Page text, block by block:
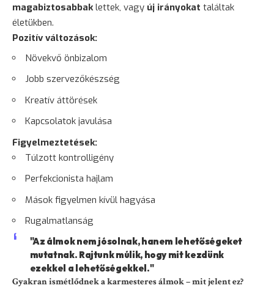
magabiztosabbaklettek, vagy új irányokat találtak
életükben.
Pozitív változások:
Növekvő önbizalom
Jobb szervezőkészség
Kreatív áttörések
Kapcsolatok javulása
Figyelmeztetések:
Túlzott kontrolligény
Perfekcionista hajlam
Mások figyelmen kívül hagyása
Rugalmatlanság
"Az álmok nem jósolnak, hanem lehetőségeket
mutatnak. Rajtunk múlik, hogy mit kezdünk
ezekkel a lehetőségekkel."
Gyakran ismétlődnek a karmesteres álmok – mit jelent ez?